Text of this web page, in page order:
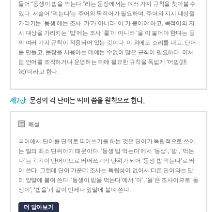
들어 “동생이 밥을 먹는다.”라는 문장에서는 여러 가지 규칙을 찾아볼 수
있다. 서술어 ‘먹는다’는 주어와 목적어가 필요하며, 주어의 지시 대상을
가리키는 ‘동생’에는 조사 ‘가’가 아니라 ‘이’가 붙어야 하고, 목적어의 지
시 대상을 가리키는 ‘밥’에는 조사 ‘를’이 아니라 ‘을’이 붙어야 한다는 등
의 여러 가지 규칙이 적용되어 있는 것이다. 이 외에도 소리를 내고, 단어
를 만들고, 문장을 사용하는 데에는 수없이 많은 규칙이 필요하다. 이처
럼 언어를 조직하거나 운영하는 데에 필요한 규칙을 폭넓게 ‘어법(語
法)’이라고 한다.
제2항 문장의 각 단어는 띄어 씀을 원칙으로 한다.
해설
국어에서 단어를 단위로 띄어쓰기를 하는 것은 단어가 독립적으로 쓰이
는 말의 최소 단위이기 때문이다. ‘동생 밥 먹는다’에서 ‘동생’, ‘밥’, ‘먹는
다’는 각각이 단어이므로 띄어쓰기의 단위가 되어 ‘동생 밥 먹는다’로 띄
어 쓴다. 그런데 단어 가운데 조사는 독립성이 없어서 다른 단어와는 달
리 앞말에 붙여 쓴다. ‘동생이 밥을 먹는다’에서 ‘이’, ‘을’은 조사이므로 ‘동
생이’, ‘밥을’과 같이 언제나 앞말에 붙여 쓴다.
더 알아보기